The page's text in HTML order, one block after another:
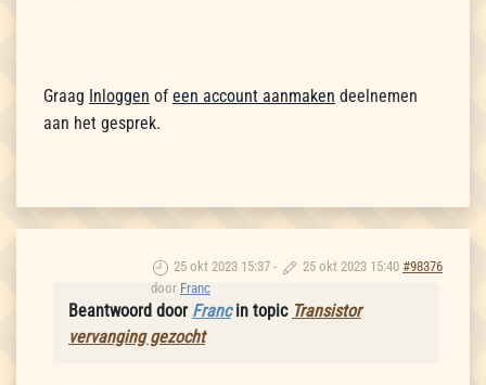
Graag Inloggen of een account aanmaken deelnemen
aan het gesprek.
25 okt 2023 15:37 - 25 okt 2023 15:40 #98376
door Franc
Beantwoord door Francin topic Transistor
vervanging gezocht